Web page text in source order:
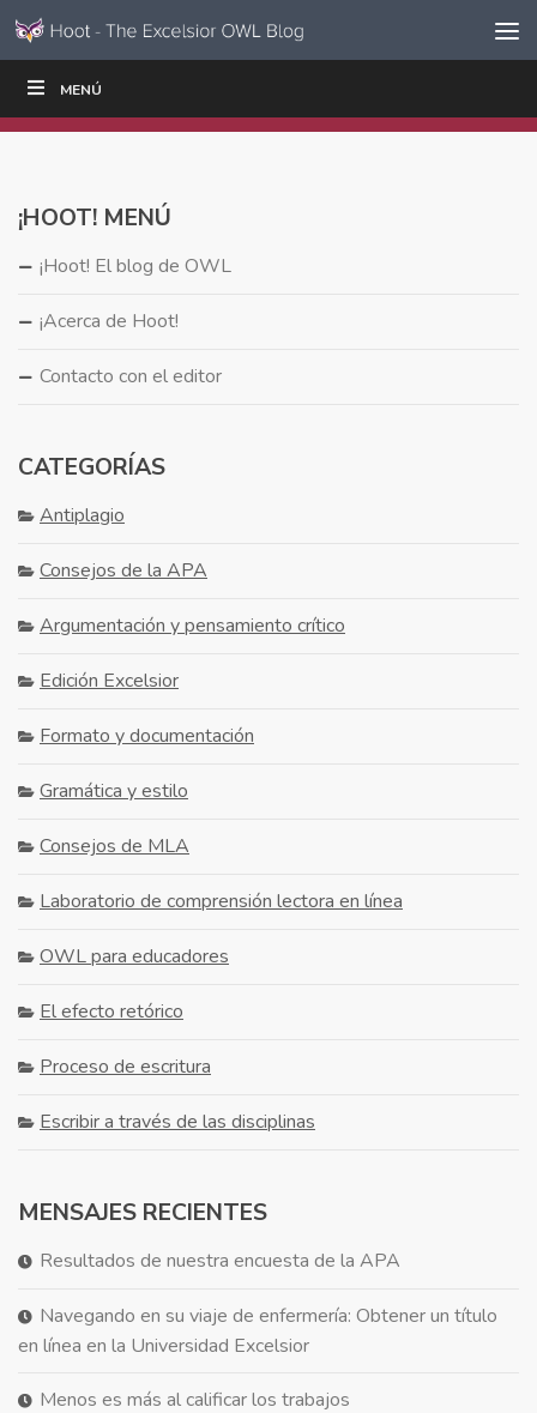
Ir al contenido
navegación
MENÚ
ESCRIBIR
¡HOOT! MENÚ
¡Hoot! El blog de OWL
¡Acerca de Hoot!
Contacto con el editor
CATEGORÍAS
Antiplagio
Consejos de la APA
Argumentación y pensamiento crítico
Edición Excelsior
Formato y documentación
Gramática y estilo
Consejos de MLA
Laboratorio de comprensión lectora en línea
OWL para educadores
El efecto retórico
Proceso de escritura
Escribir a través de las disciplinas
MENSAJES RECIENTES
Resultados de nuestra encuesta de la APA
Navegando en su viaje de enfermería: Obtener un título
en línea en la Universidad Excelsior
Menos es más al calificar los trabajos